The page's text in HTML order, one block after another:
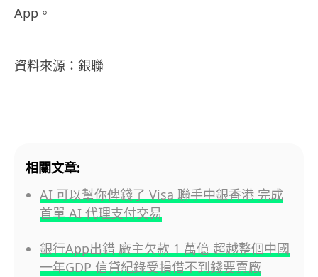
App。
資料來源：銀聯
相關文章:
AI 可以幫你俾錢了 Visa 聯手中銀香港 完成
首單 AI 代理支付交易
銀行App出錯 廠主欠款 1 萬億 超越整個中國
一年GDP 信貸紀錄受損借不到錢要賣廠